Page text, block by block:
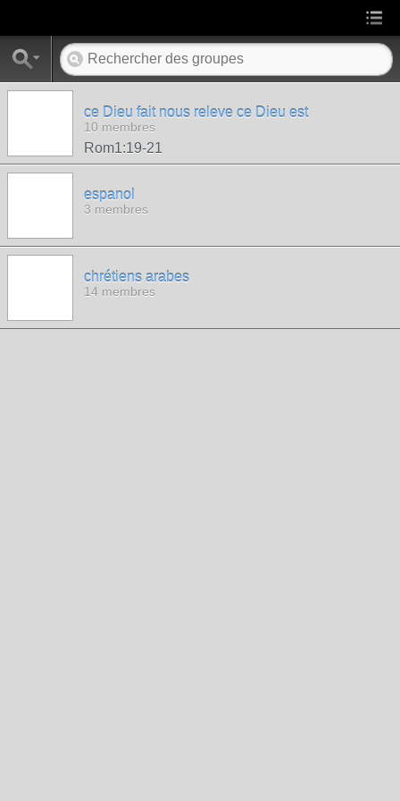
ce Dieu fait nous releve ce Dieu est
10 membres
Rom1:19-21
espanol
3 membres
chrétiens arabes
14 membres